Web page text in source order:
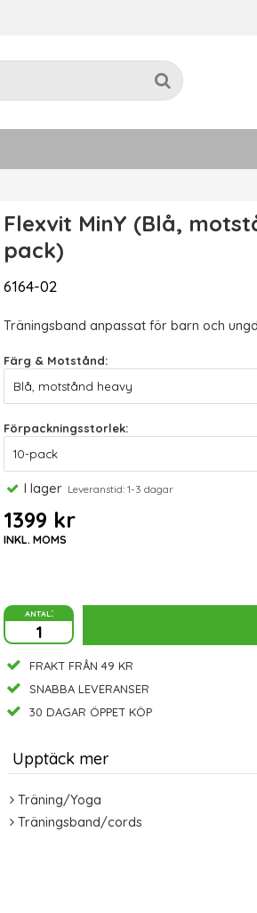
Flexvit MinY (Blå,
pack)
6164-02
Träningsband anpassat för barn och
Färg & Motstånd:
Förpackningsstorlek:
I lagerLeveranstid: 1-3 dagar
1399 kr
INKL. MOMS
antal:
FRAKT FRÅN 49 KR
SNABBA LEVERANSER
30 DAGAR ÖPPET KÖP
Upptäck mer
Träning/Yoga
Träningsband/cords